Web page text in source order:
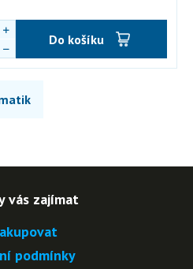
Do košíku
vás zajímat
podmínky